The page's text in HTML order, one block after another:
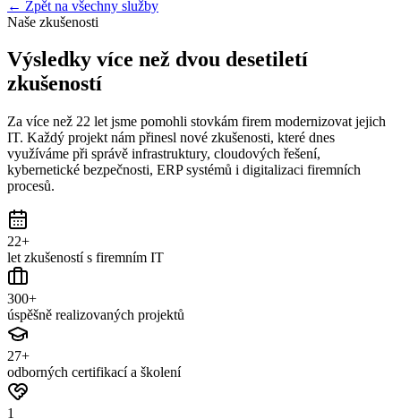
← Zpět na všechny služby
Naše zkušenosti
Výsledky více než dvou desetiletí
zkušeností
Za více než 22 let jsme pomohli stovkám firem modernizovat jejich
IT. Každý projekt nám přinesl nové zkušenosti, které dnes
využíváme při správě infrastruktury, cloudových řešení,
kybernetické bezpečnosti, ERP systémů i digitalizaci firemních
procesů.
22+
let zkušeností s firemním IT
300+
úspěšně realizovaných projektů
27+
odborných certifikací a školení
1